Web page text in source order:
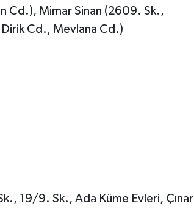
Cd.), Mimar Sinan (2609. Sk.,
Cd., Mevlana Cd.)
19/9. Sk., Ada Küme Evleri, Çınar